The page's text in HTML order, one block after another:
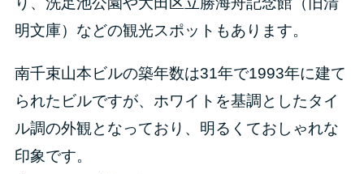
明文庫）などの観光スポットもあります。
南千束山本ビルの築年数は31年で1993年に建て
られたビルですが、ホワイトを基調としたタイ
ル調の外観となっており、明るくておしゃれな
印象です。